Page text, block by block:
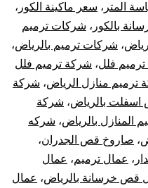
المتر ، سعر ماكينة الكور ،
بالكور ، شركات ترميم
، شركات ترميم بالرياض،
فلل، شركة ترميم فلل
ترميم منازل الرياض، شركة
بالرياض، شركة
المنازل بالرياض، شركه
، صاروخ قص الجدران،
، عمال ترميم، عمال
قص خرسانة بالرياض، عمال